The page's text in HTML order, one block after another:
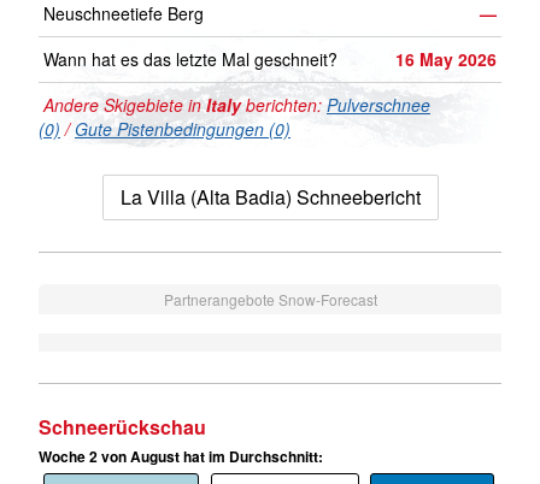
Neuschneetiefe Berg
—
Wann hat es das letzte Mal geschneit?
16 May 2026
Andere Skigebiete inItalyberichten: Pulverschnee
(0) /Gute Pistenbedingungen (0)
La Villa (Alta Badia) Schneebericht
Partnerangebote Snow-Forecast
Schneerückschau
Woche 2 von August hat im Durchschnitt: